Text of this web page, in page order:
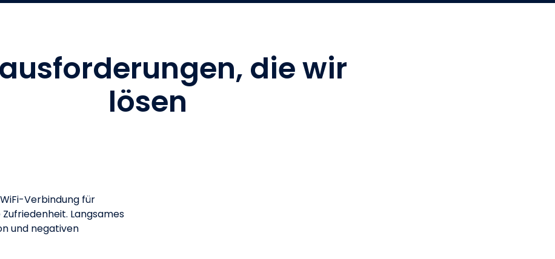
die wir
lösen
Verbindung für
Langsames
und negativen